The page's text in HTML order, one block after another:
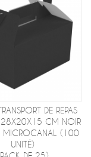
DE REPAS
28X20X15 CM NOIR
MICROCANAL (100
UNITÉ)